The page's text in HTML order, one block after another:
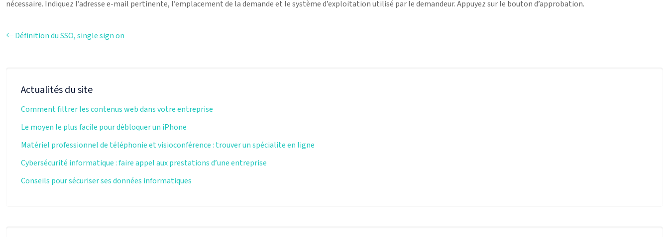
nécessaire. Indiquez l’adresse e-mail pertinente, l’emplacement de la demande et le système d’exploitation utilisé par le demandeur. Appuyez sur le bouton d’approbation.
Définition du SSO, single sign on
Actualités du site
Comment filtrer les contenus web dans votre entreprise
Le moyen le plus facile pour débloquer un iPhone
Matériel professionnel de téléphonie et visioconférence : trouver un spécialite en ligne
Cybersécurité informatique : faire appel aux prestations d’une entreprise
Conseils pour sécuriser ses données informatiques